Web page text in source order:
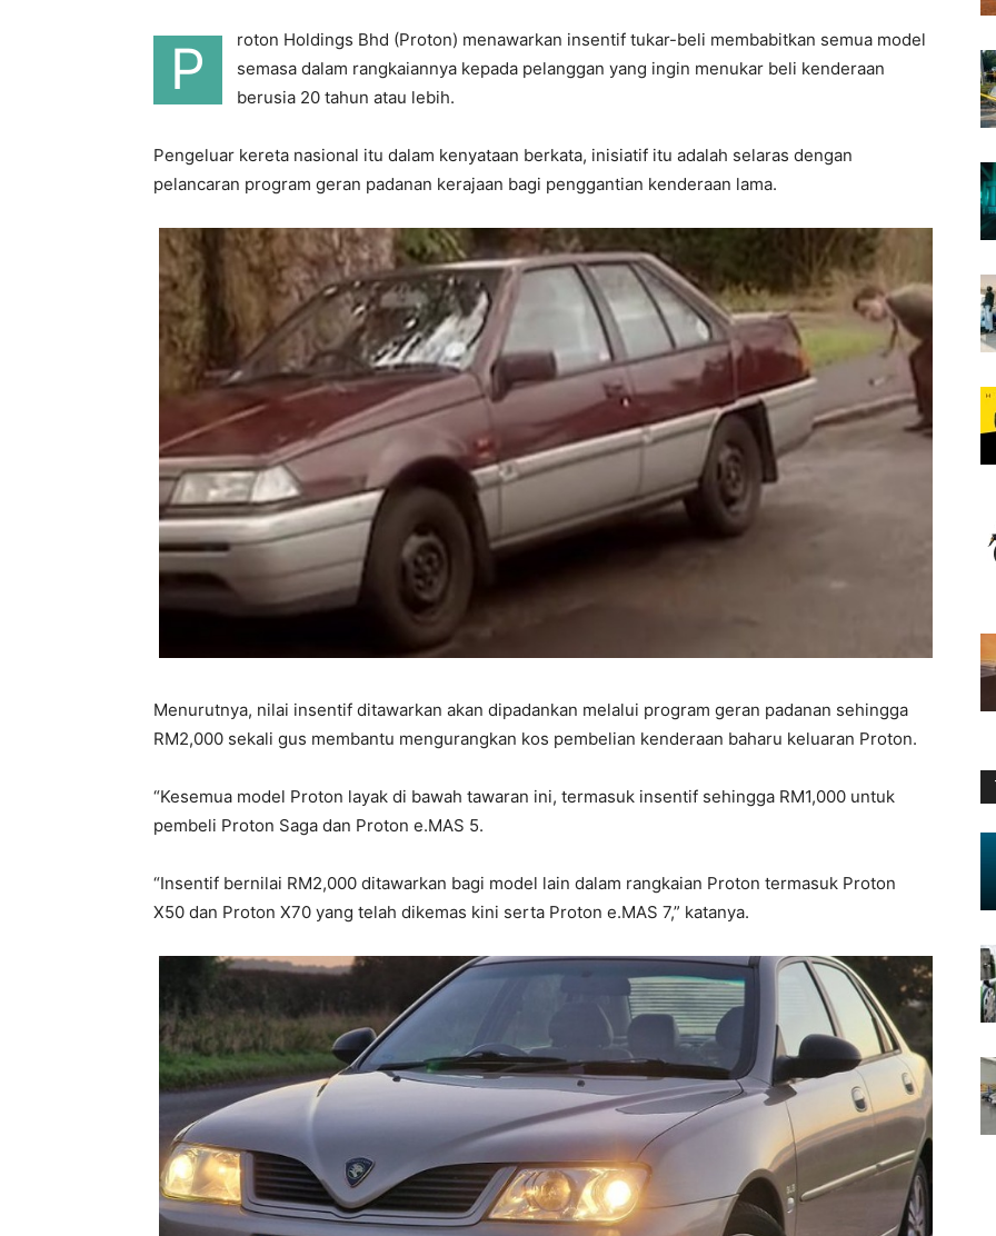
P
roton Holdings Bhd (Proton) menawarkan insentif tukar-beli membabitkan semua model
semasa dalam rangkaiannya kepada pelanggan yang ingin menukar beli kenderaan
berusia 20 tahun atau lebih.
Pengeluar kereta nasional itu dalam kenyataan berkata, inisiatif itu adalah selaras dengan
pelancaran program geran padanan kerajaan bagi penggantian kenderaan lama.
Menurutnya, nilai insentif ditawarkan akan dipadankan melalui program geran padanan sehingga
RM2,000 sekali gus membantu mengurangkan kos pembelian kenderaan baharu keluaran Proton.
“Kesemua model Proton layak di bawah tawaran ini, termasuk insentif sehingga RM1,000 untuk
pembeli Proton Saga dan Proton e.MAS 5.
“Insentif bernilai RM2,000 ditawarkan bagi model lain dalam rangkaian Proton termasuk Proton
X50 dan Proton X70 yang telah dikemas kini serta Proton e.MAS 7,” katanya.